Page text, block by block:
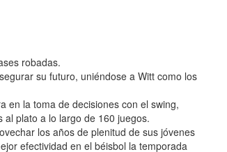
robadas.
su futuro, uniéndose a Witt como los
en la toma de decisiones con el swing,
plato a lo largo de 160 juegos.
los años de plenitud de sus jóvenes
efectividad en el béisbol la temporada